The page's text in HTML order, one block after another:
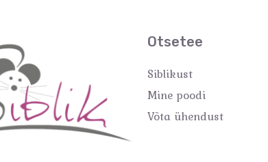
Otsetee
Siblikust
Mine poodi
Võta ühendust